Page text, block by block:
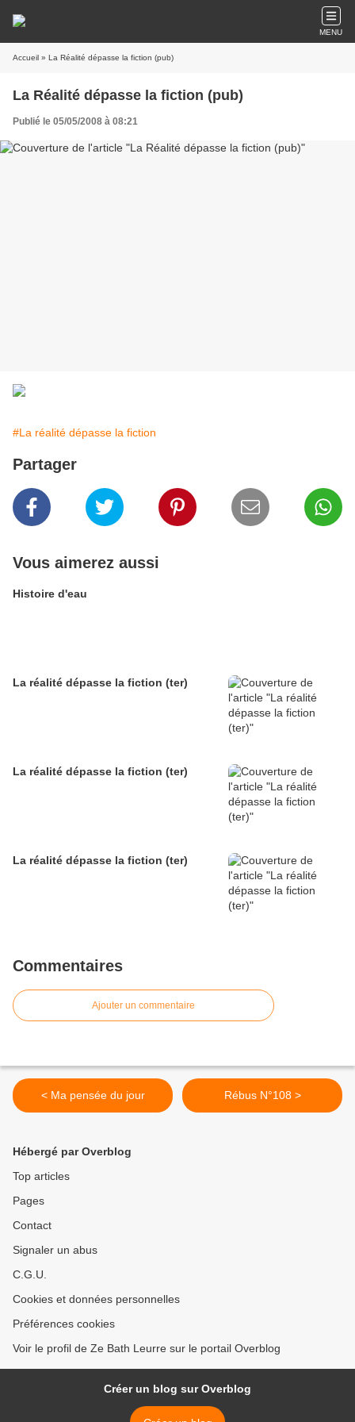
MENU
Accueil » La Réalité dépasse la fiction (pub)
La Réalité dépasse la fiction (pub)
Publié le 05/05/2008 à 08:21
#La réalité dépasse la fiction
Partager
Vous aimerez aussi
Histoire d'eau
La réalité dépasse la fiction (ter)
La réalité dépasse la fiction (ter)
La réalité dépasse la fiction (ter)
Commentaires
Ajouter un commentaire
< Ma pensée du jour Rébus N°108 >
Hébergé par Overblog
Top articles
Pages
Contact
Signaler un abus
C.G.U.
Cookies et données personnelles
Préférences cookies
Voir le profil de Ze Bath Leurre sur le portail Overblog
Créer un blog sur Overblog